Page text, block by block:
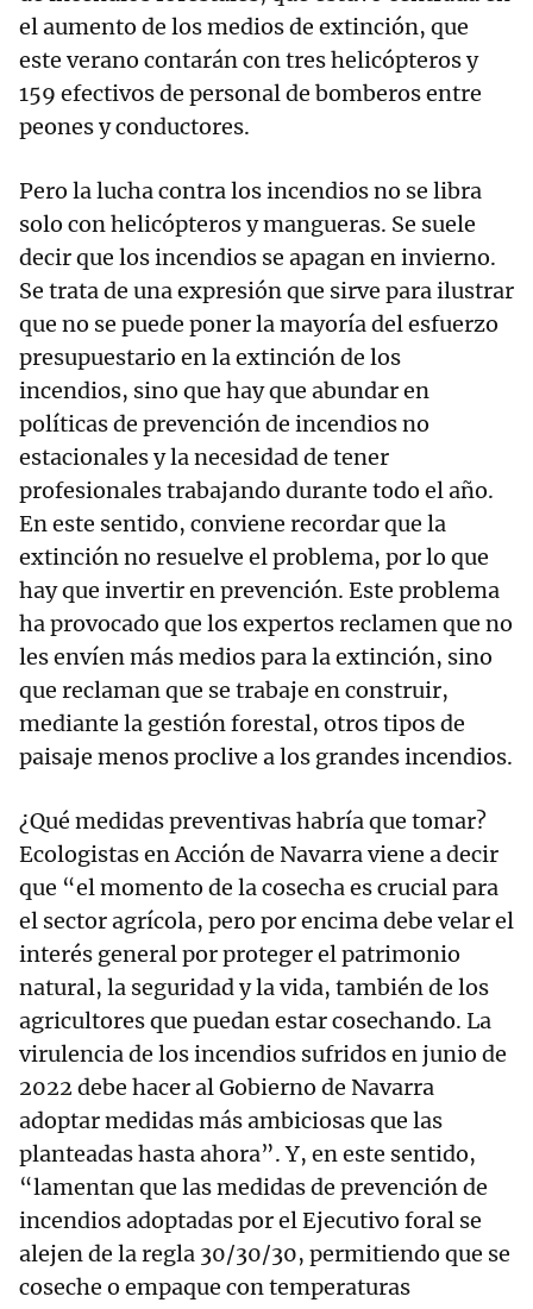
el aumento de los medios de extinción, que
este verano contarán con tres helicópteros y
159 efectivos de personal de bomberos entre
peones y conductores.
Pero la lucha contra los incendios no se libra
solo con helicópteros y mangueras. Se suele
decir que los incendios se apagan en invierno.
Se trata de una expresión que sirve para ilustrar
que no se puede poner la mayoría del esfuerzo
presupuestario en la extinción de los
incendios, sino que hay que abundar en
políticas de prevención de incendios no
estacionales y la necesidad de tener
profesionales trabajando durante todo el año.
En este sentido, conviene recordar que la
extinción no resuelve el problema, por lo que
hay que invertir en prevención. Este problema
ha provocado que los expertos reclamen que no
les envíen más medios para la extinción, sino
que reclaman que se trabaje en construir,
mediante la gestión forestal, otros tipos de
paisaje menos proclive a los grandes incendios.
¿Qué medidas preventivas habría que tomar?
Ecologistas en Acción de Navarra viene a decir
que “el momento de la cosecha es crucial para
el sector agrícola, pero por encima debe velar el
interés general por proteger el patrimonio
natural, la seguridad y la vida, también de los
agricultores que puedan estar cosechando. La
virulencia de los incendios sufridos en junio de
2022 debe hacer al Gobierno de Navarra
adoptar medidas más ambiciosas que las
planteadas hasta ahora”. Y, en este sentido,
“lamentan que las medidas de prevención de
incendios adoptadas por el Ejecutivo foral se
alejen de la regla 30/30/30, permitiendo que se
coseche o empaque con temperaturas